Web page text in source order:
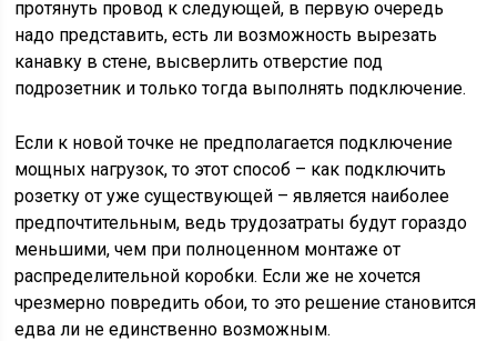
протянуть провод к следующей, в первую очередь
надо представить, есть ли возможность вырезать
канавку в стене, высверлить отверстие под
подрозетник и только тогда выполнять подключение.
Если к новой точке не предполагается подключение
мощных нагрузок, то этот способ – как подключить
розетку от уже существующей – является наиболее
предпочтительным, ведь трудозатраты будут гораздо
меньшими, чем при полноценном монтаже от
распределительной коробки. Если же не хочется
чрезмерно повредить обои, то это решение становится
едва ли не единственно возможным.